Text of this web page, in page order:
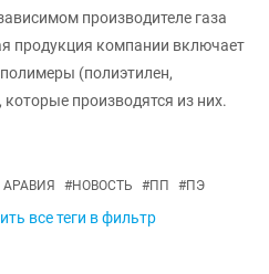
производителе газа
продукция компании включает
(полиэтилен,
производятся из них.
#НОВОСТЬ #ПП #ПЭ
все теги в фильтр